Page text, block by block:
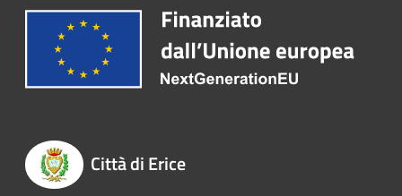
Città di Erice